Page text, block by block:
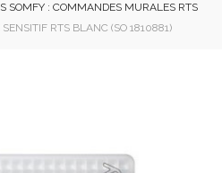
SOMFY : COMMANDES MURALES RTS
RTS BLANC (SO 1810881)